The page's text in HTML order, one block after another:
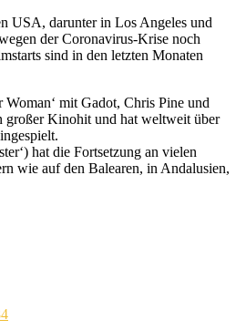
USA, darunter in Los Angeles und
der Coronavirus-Krise noch
sind in den letzten Monaten
mit Gadot, Chris Pine und
großer Kinohit und hat weltweit über
hat die Fortsetzung an vielen
wie auf den Balearen, in Andalusien,